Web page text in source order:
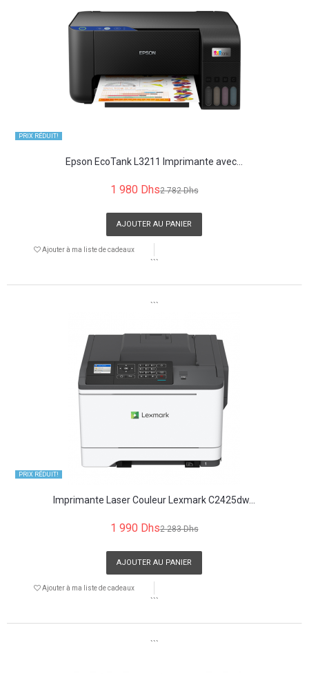
Epson EcoTank L3211 Imprimante avec...
1 980 Dhs2 782 Dhs
PRIX ​​RÉDUIT!
AJOUTER AU PANIER
Ajouter à ma liste de cadeaux
```
```
Imprimante Laser Couleur Lexmark C2425dw...
1 990 Dhs2 283 Dhs
PRIX ​​RÉDUIT!
AJOUTER AU PANIER
Ajouter à ma liste de cadeaux
```
```